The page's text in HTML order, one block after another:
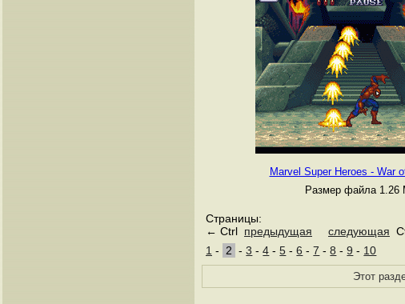
Marvel Super Heroes - War
Размер файла 1.26
Страницы:
← Ctrl предыдущая следующая
1 - 2 -3 -4 -5 -6 -7 -8 -9 - 10
Этот